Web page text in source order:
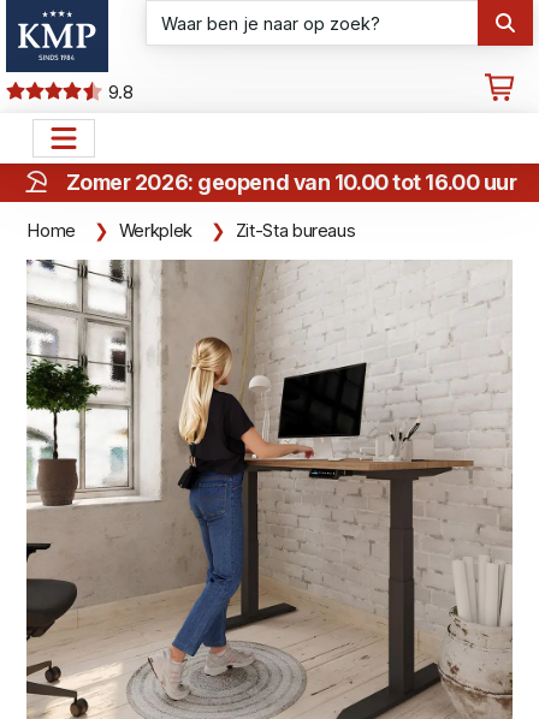
9.8
Zomer 2026: geopend van 10.00 tot 16.00 uur
Home Werkplek Zit-Sta bureaus